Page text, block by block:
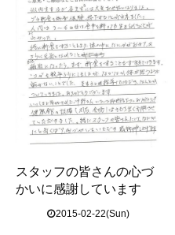
スタッフの皆さんの心づ
かいに感謝しています
2015-02-22(Sun)